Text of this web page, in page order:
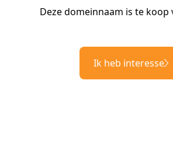
Deze domeinnaam is te koop
Ik heb interesse